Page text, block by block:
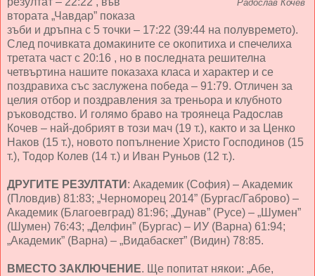
Радослав Кочев
втората „Чавдар” показа
зъби и дръпна с 5 точки – 17:22 (39:44 на полувремето).
След почивката домакините се окопитиха и спечелиха
третата част с 20:16 , но в последната решителна
четвъртина нашите показаха класа и характер и се
поздравиха със заслужена победа – 91:79. Отличен за
целия отбор и поздравления за треньора и клубното
ръководство. И голямо браво на троянеца Радослав
Кочев – най-добрият в този мач (19 т.), както и за Ценко
Наков (15 т.), новото попълнение Христо Господинов (15
т.), Тодор Колев (14 т.) и Иван Руньов (12 т.).
ДРУГИТЕ РЕЗУЛТАТИ : Академик (София) – Академик
(Пловдив) 81:83; „Черноморец 2014” (Бургас/Габрово) –
Академик (Благоевград) 81:96; „Дунав” (Русе) – „Шумен”
(Шумен) 76:43; „Делфин” (Бургас) – ИУ (Варна) 61:94;
„Академик” (Варна) – „Видабаскет” (Видин) 78:85.
ВМЕСТО ЗАКЛЮЧЕНИЕ. Ще попитат някои: „Абе,